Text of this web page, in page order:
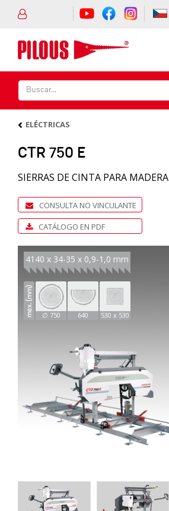
ELÉCTRICAS
CTR 750 E
SIERRAS DE CINTA PARA MADERA
CONSULTA NO VINCULANTE
CATÁLOGO EN PDF
4140 x 34-35 x 0,9-1,0 mm
∅ 750 640 530 x 530